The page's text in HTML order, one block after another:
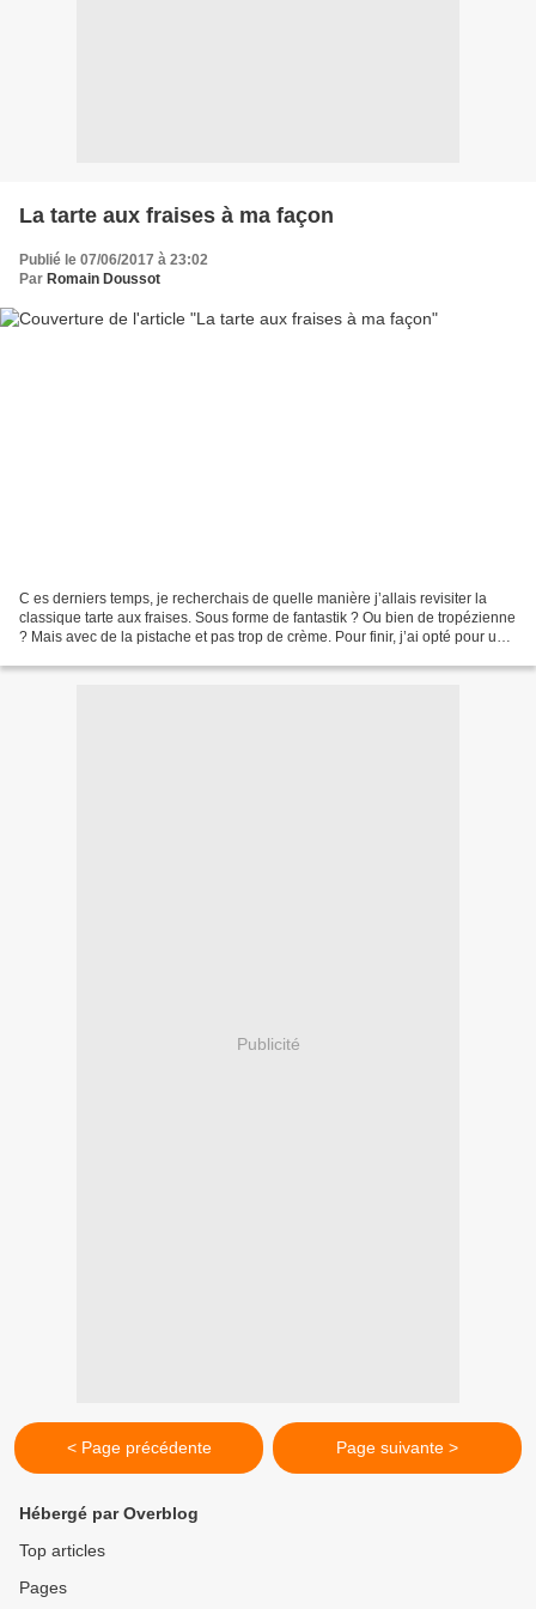
La tarte aux fraises à ma façon
Publié le 07/06/2017 à 23:02
Par Romain Doussot
C es derniers temps, je recherchais de quelle manière j’allais revisiter la
classique tarte aux fraises. Sous forme de fantastik ? Ou bien de tropézienne
? Mais avec de la pistache et pas trop de crème. Pour finir, j’ai opté pour une
Publicité
< Page précédente Page suivante >
Hébergé par Overblog
Top articles
Pages